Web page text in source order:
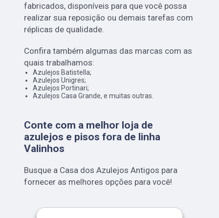
fabricados, disponíveis para que você possa
realizar sua reposição ou demais tarefas com
réplicas de qualidade.
Confira também algumas das marcas com as
quais trabalhamos:
Azulejos Batistella;
Azulejos Unigres;
Azulejos Portinari;
Azulejos Casa Grande, e muitas outras.
Conte com a melhor loja de
azulejos e pisos fora de linha
Valinhos
Busque a Casa dos Azulejos Antigos para
fornecer as melhores opções para você!